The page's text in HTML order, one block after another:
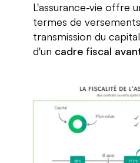
L'assurance-vie offre
termes de
transmission du
d'un cadre fiscal